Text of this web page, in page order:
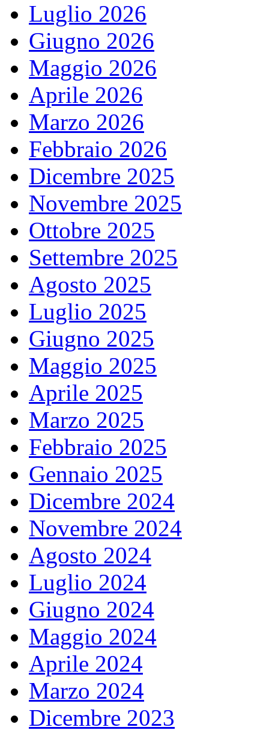
Luglio 2026
Giugno 2026
Maggio 2026
Aprile 2026
Marzo 2026
Febbraio 2026
Dicembre 2025
Novembre 2025
Ottobre 2025
Settembre 2025
Agosto 2025
Luglio 2025
Giugno 2025
Maggio 2025
Aprile 2025
Marzo 2025
Febbraio 2025
Gennaio 2025
Dicembre 2024
Novembre 2024
Agosto 2024
Luglio 2024
Giugno 2024
Maggio 2024
Aprile 2024
Marzo 2024
Dicembre 2023